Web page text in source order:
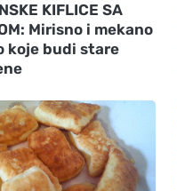
KIFLICE SA
Mirisno i mekano
koje budi stare